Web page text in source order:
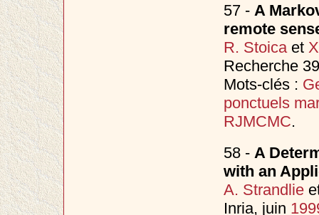
57 - A
remote
R. Stoicaet
Recherche
Mots-clés :
ponctuels
RJMCMC.
58 - A
with an
A. Strandlie
Inria, juin